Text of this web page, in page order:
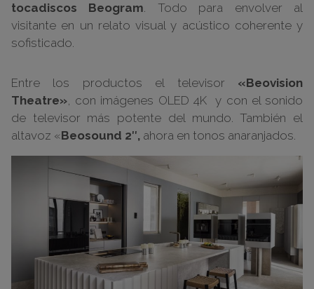
tocadiscos Beogram. Todo para envolver al
visitante en un relato visual y acústico coherente y
sofisticado.
Entre los productos el televisor «Beovision
Theatre», con imágenes OLED 4K y con el sonido
de televisor más potente del mundo. También el
altavoz «Beosound 2″, ahora en tonos anaranjados.